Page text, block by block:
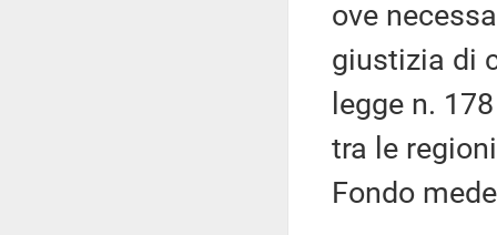
ove
giustizia di
legge n.
tra le
Fondo